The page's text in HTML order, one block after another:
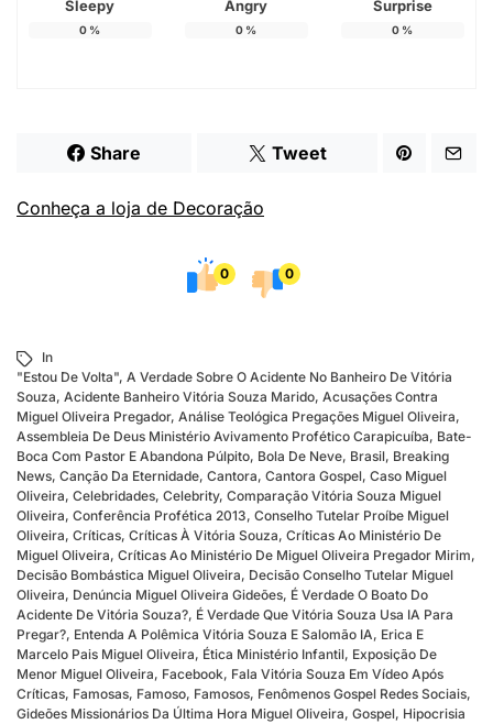
Sleepy
0 %
Angry
0 %
Surprise
0 %
Share Tweet
Conheça a loja de Decoração
0 0
In
"Estou De Volta", A Verdade Sobre O Acidente No Banheiro De Vitória
Souza, Acidente Banheiro Vitória Souza Marido, Acusações Contra
Miguel Oliveira Pregador, Análise Teológica Pregações Miguel Oliveira,
Assembleia De Deus Ministério Avivamento Profético Carapicuíba, Bate-
Boca Com Pastor E Abandona Púlpito, Bola De Neve, Brasil, Breaking
News, Canção Da Eternidade, Cantora, Cantora Gospel, Caso Miguel
Oliveira, Celebridades, Celebrity, Comparação Vitória Souza Miguel
Oliveira, Conferência Profética 2013, Conselho Tutelar Proíbe Miguel
Oliveira, Críticas, Críticas À Vitória Souza, Críticas Ao Ministério De
Miguel Oliveira, Críticas Ao Ministério De Miguel Oliveira Pregador Mirim,
Decisão Bombástica Miguel Oliveira, Decisão Conselho Tutelar Miguel
Oliveira, Denúncia Miguel Oliveira Gideões, É Verdade O Boato Do
Acidente De Vitória Souza?, É Verdade Que Vitória Souza Usa IA Para
Pregar?, Entenda A Polêmica Vitória Souza E Salomão IA, Erica E
Marcelo Pais Miguel Oliveira, Ética Ministério Infantil, Exposição De
Menor Miguel Oliveira, Facebook, Fala Vitória Souza Em Vídeo Após
Críticas, Famosas, Famoso, Famosos, Fenômenos Gospel Redes Sociais,
Gideões Missionários Da Última Hora Miguel Oliveira, Gospel, Hipocrisia